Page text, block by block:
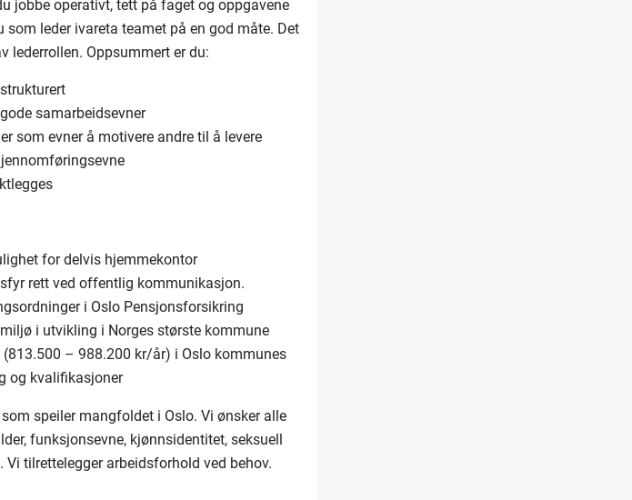
jobbe operativt, tett på faget og oppgavene
leder ivareta teamet på en god måte. Det
lederrollen. Oppsummert er du:
samarbeidsevner
som evner å motivere andre til å levere
for delvis hjemmekontor
rett ved offentlig kommunikasjon.
i Oslo Pensjonsforsikring
i utvikling i Norges største kommune
– 988.200 kr/år) i Oslo kommunes
og kvalifikasjoner
speiler mangfoldet i Oslo. Vi ønsker alle
funksjonsevne, kjønnsidentitet, seksuell
tilrettelegger arbeidsforhold ved behov.